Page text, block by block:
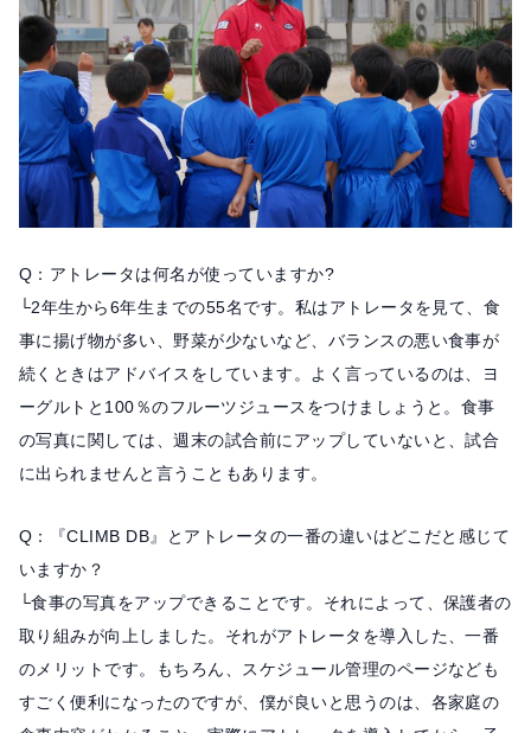
Q：アトレータは何名が使っていますか?
└2年生から6年生までの55名です。私はアトレータを見て、食
事に揚げ物が多い、野菜が少ないなど、バランスの悪い食事が
続くときはアドバイスをしています。よく言っているのは、ヨ
ーグルトと100％のフルーツジュースをつけましょうと。食事
の写真に関しては、週末の試合前にアップしていないと、試合
に出られませんと言うこともあります。
Q：『CLIMB DB』とアトレータの一番の違いはどこだと感じて
いますか？
└食事の写真をアップできることです。それによって、保護者の
取り組みが向上しました。それがアトレータを導入した、一番
のメリットです。もちろん、スケジュール管理のページなども
すごく便利になったのですが、僕が良いと思うのは、各家庭の